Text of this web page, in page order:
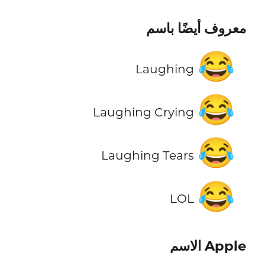
معروف أيضًا باسم
😂
Laughing
😂
Laughing Crying
😂
Laughing Tears
😂
LOL
Apple الاسم